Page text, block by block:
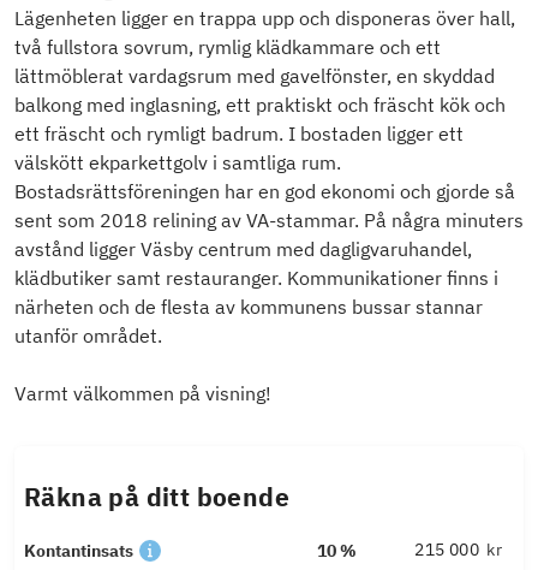
Lägenheten ligger en trappa upp och disponeras över hall,
två fullstora sovrum, rymlig klädkammare och ett
lättmöblerat vardagsrum med gavelfönster, en skyddad
balkong med inglasning, ett praktiskt och fräscht kök och
ett fräscht och rymligt badrum. I bostaden ligger ett
välskött ekparkettgolv i samtliga rum.
Bostadsrättsföreningen har en god ekonomi och gjorde så
sent som 2018 relining av VA-stammar. På några minuters
avstånd ligger Väsby centrum med dagligvaruhandel,
klädbutiker samt restauranger. Kommunikationer finns i
närheten och de flesta av kommunens bussar stannar
utanför området.
Varmt välkommen på visning!
Räkna på ditt boende
Kontantinsats 10 % kr